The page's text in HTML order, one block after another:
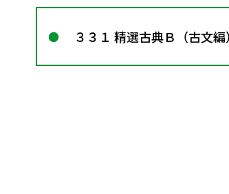
３３１ 精選古典Ｂ（古文編）